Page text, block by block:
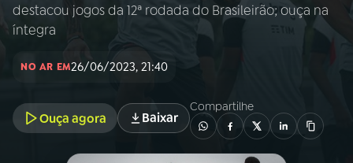
01INÍCIO
02A RÁDIO
03PROGRAMAÇÃO
destacou jogos da 12ª rodada do Brasileirão; ouça na
íntegra
NO AR EM26/06/2023, 21:40
Ouça agora Baixar
Compartilhe